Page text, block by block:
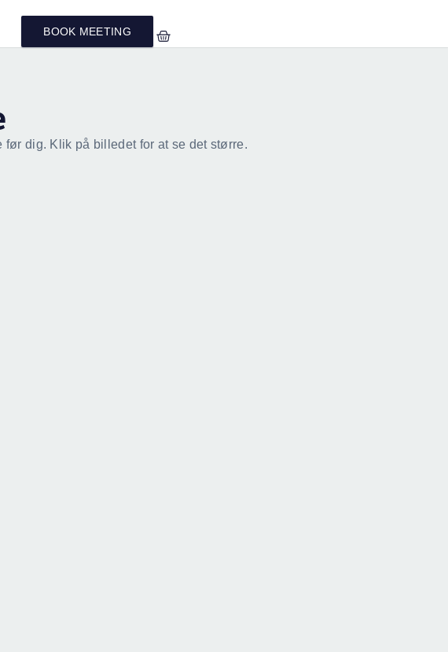
BOOK MEETING
dig. Klik på billedet for at se det større.